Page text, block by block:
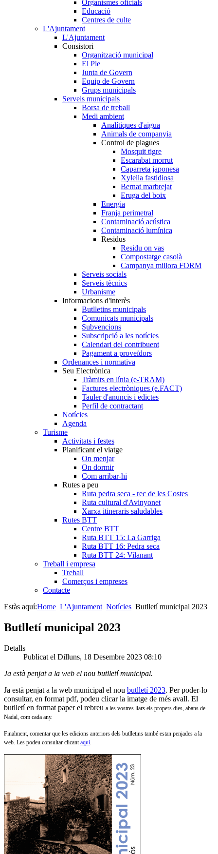
Organismes oficials
Educació
Centres de culte
L'Ajuntament
L'Ajuntament
Consistori
Organització municipal
El Ple
Junta de Govern
Equip de Govern
Grups municipals
Serveis municipals
Borsa de treball
Medi ambient
Analítiques d'aigua
Animals de companyia
Control de plagues
Mosquit tigre
Escarabat morrut
Caparreta japonesa
Xylella fastidiosa
Bernat marbrejat
Eruga del boix
Energia
Franja perimetral
Contaminació acústica
Contaminació lumínica
Residus
Residu on vas
Compostatge casolà
Campanya millora FORM
Serveis socials
Serveis tècnics
Urbanisme
Informacions d'interès
Butlletins municipals
Comunicats municipals
Subvencions
Subscripció a les notícies
Calendari del contribuent
Pagament a proveïdors
Ordenances i normativa
Seu Electrònica
Tràmits en línia (e-TRAM)
Factures electròniques (e.FACT)
Tauler d'anuncis i edictes
Perfil de contractant
Notícies
Agenda
Turisme
Activitats i festes
Planificant el viatge
On menjar
On dormir
Com arribar-hi
Rutes a peu
Ruta pedra seca - rec de les Costes
Ruta cultural d'Avinyonet
Xarxa itineraris saludables
Rutes BTT
Centre BTT
Ruta BTT 15: La Garriga
Ruta BTT 16: Pedra seca
Ruta BTT 24: Vilanant
Treball i empresa
Treball
Comerços i empreses
Contacte
Estàs aquí:Home L'Ajuntament Notícies Butlletí municipal 2023
Butlletí municipal 2023
Detalls
Publicat el Dilluns, 18 Desembre 2023 08:10
Ja està penjat a la web el nou butlletí municipal.
Ja està penjat a la web municipal el nou butlletí 2023. Per poder-lo
consultar, en format pdf, podeu clicar la imatge de més avall. El
butlletí en format paper el rebreu a les vostres llars els propers dies, abans de
Nadal, com cada any.
Finalment, comentar que les edicions anteriors dels butlletins també estan penjades a la
web. Les podeu consultar clicantaquí.